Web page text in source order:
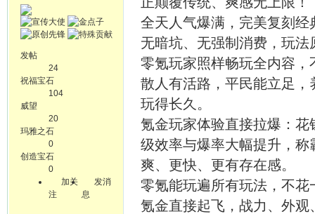
发帖
24
祝福宝石
104
威望
20
玛雅之石
0
创造宝石
0
加关
注
发消
息
全天人气爆满，完美复刻
无暗坑、无强制消费，玩
零氪玩家照样畅玩全内容
散人有活路，平民能立足
玩得长久。
氪金玩家体验直接拉爆：
级效率与爆率大幅提升，
爽、更快、更有存在感。
零氪能玩遍所有玩法，不花
氪金直接起飞，战力、外